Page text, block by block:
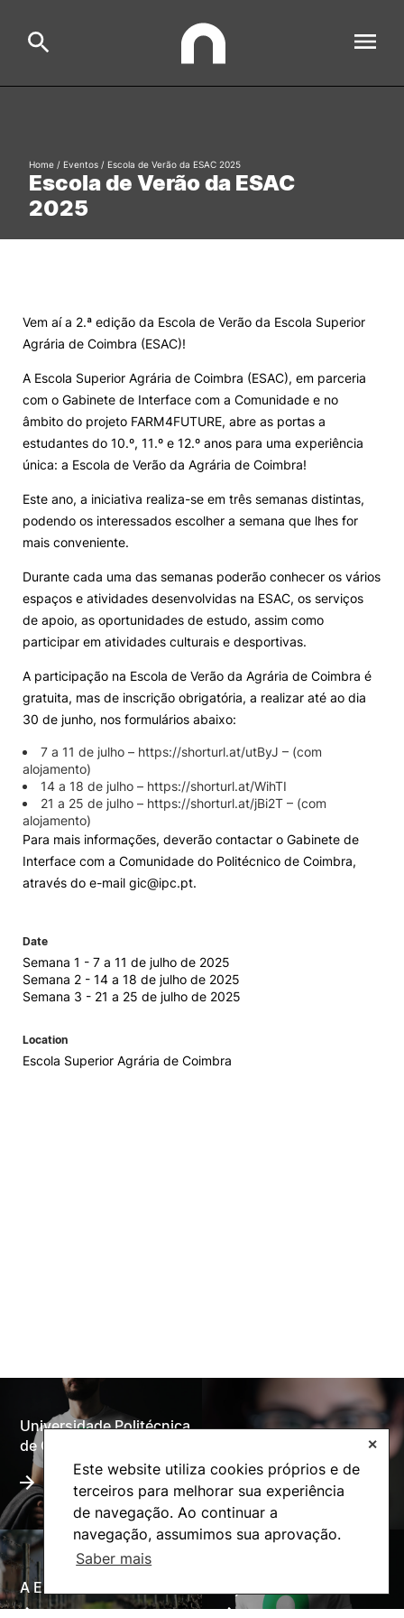
Este website utiliza cookies próprios e de
terceiros para melhorar sua experiência
de navegação. Ao continuar a
navegação, assumimos sua aprovação.
Saber mais
✕
Estudar
International Relations
Ofertas de Emprego e Informações Úteis
Loja da Agrária
Mudança de Par Instituição/Curso
©2026 Instituto Politécnico de Coimbra. Todos os direitos reservados.
Formative Offer
Escola de Verão da ESAC
2025
Home / Eventos / Escola de Verão da ESAC 2025
Vem aí a 2.ª edição da Escola de Verão da Escola Superior
Agrária de Coimbra (ESAC)!
A Escola Superior Agrária de Coimbra (ESAC), em parceria
com o Gabinete de Interface com a Comunidade e no
âmbito do projeto FARM4FUTURE, abre as portas a
estudantes do 10.º, 11.º e 12.º anos para uma experiência
única: a Escola de Verão da Agrária de Coimbra!
Este ano, a iniciativa realiza-se em três semanas distintas,
podendo os interessados escolher a semana que lhes for
mais conveniente.
Durante cada uma das semanas poderão conhecer os vários
espaços e atividades desenvolvidas na ESAC, os serviços
de apoio, as oportunidades de estudo, assim como
participar em atividades culturais e desportivas.
A participação na Escola de Verão da Agrária de Coimbra é
gratuita, mas de inscrição obrigatória, a realizar até ao dia
30 de junho, nos formulários abaixo:
7 a 11 de julho – https://shorturl.at/utByJ – (com
alojamento)
14 a 18 de julho – https://shorturl.at/WihTI
21 a 25 de julho – https://shorturl.at/jBi2T – (com
alojamento)
Para mais informações, deverão contactar o Gabinete de
Interface com a Comunidade do Politécnico de Coimbra,
através do e-mail gic@ipc.pt.
Date
Semana 1 - 7 a 11 de julho de 2025
Semana 2 - 14 a 18 de julho de 2025
Semana 3 - 21 a 25 de julho de 2025
Location
Escola Superior Agrária de Coimbra
Universidade Politécnica
de Coimbra
Oferta Formativa
A ESAC